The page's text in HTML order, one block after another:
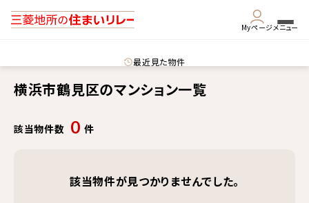
Myページメニュー
最近見た物件
横浜市鶴見区のマンション一覧
該当物件数 0 件
該当物件が見つかりませんでした。